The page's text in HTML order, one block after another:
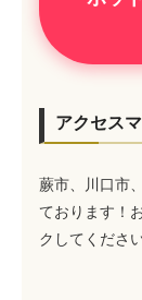
アクセス
蕨市、川口市
ております！
クしてください